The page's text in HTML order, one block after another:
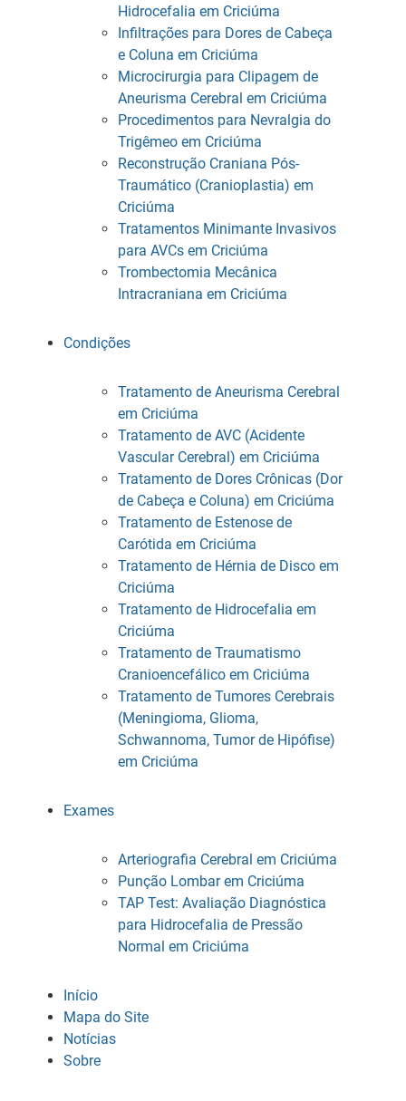
Hidrocefalia em Criciúma
Infiltrações para Dores de Cabeça
e Coluna em Criciúma
Microcirurgia para Clipagem de
Aneurisma Cerebral em Criciúma
Procedimentos para Nevralgia do
Trigêmeo em Criciúma
Reconstrução Craniana Pós-
Traumático (Cranioplastia) em
Criciúma
Tratamentos Minimante Invasivos
para AVCs em Criciúma
Trombectomia Mecânica
Intracraniana em Criciúma
Condições
Tratamento de Aneurisma Cerebral
em Criciúma
Tratamento de AVC (Acidente
Vascular Cerebral) em Criciúma
Tratamento de Dores Crônicas (Dor
de Cabeça e Coluna) em Criciúma
Tratamento de Estenose de
Carótida em Criciúma
Tratamento de Hérnia de Disco em
Criciúma
Tratamento de Hidrocefalia em
Criciúma
Tratamento de Traumatismo
Cranioencefálico em Criciúma
Tratamento de Tumores Cerebrais
(Meningioma, Glioma,
Schwannoma, Tumor de Hipófise)
em Criciúma
Exames
Arteriografia Cerebral em Criciúma
Punção Lombar em Criciúma
TAP Test: Avaliação Diagnóstica
para Hidrocefalia de Pressão
Normal em Criciúma
Início
Mapa do Site
Notícias
Sobre